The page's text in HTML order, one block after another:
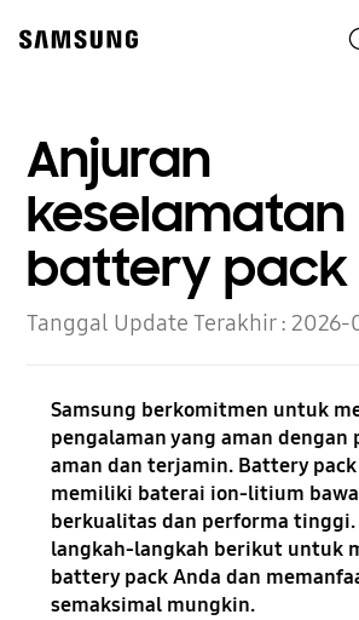
content
Anjuran
keselamatan
battery pack
Tanggal Update Terakhir :2026-
Samsung berkomitmen untuk
pengalaman yang aman dengan
aman dan terjamin. Battery pack
memiliki baterai ion-litium
berkualitas dan performa
langkah-langkah berikut untuk
battery pack Anda dan
semaksimal mungkin.